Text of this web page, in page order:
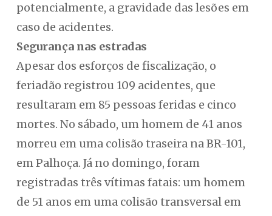
potencialmente, a gravidade das lesões em
caso de acidentes.
Segurança nas estradas
Apesar dos esforços de fiscalização, o
feriadão registrou 109 acidentes, que
resultaram em 85 pessoas feridas e cinco
mortes. No sábado, um homem de 41 anos
morreu em uma colisão traseira na BR-101,
em Palhoça. Já no domingo, foram
registradas três vítimas fatais: um homem
de 51 anos em uma colisão transversal em